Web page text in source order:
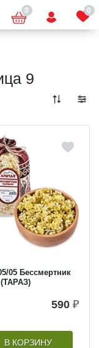
0 0
9
05 Бессмертник
(ТАРАЗ)
590 ₽
В КОРЗИНУ